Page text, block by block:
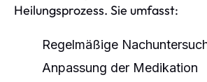
Heilungsprozess. Sie umfasst:
Regelmäßige
Anpassung der Medikation